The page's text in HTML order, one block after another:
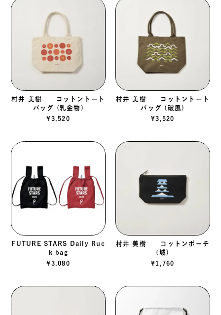
村井 美樹 コットントート
バッグ (乳金物)
¥ 3,520
村井 美樹 コットントート
バッグ (破風)
¥3,520
FUTURE STARS Daily Ruc
k bag
¥ 3,080
村井 美樹 コットンポーチ
(城)
¥ 1,760